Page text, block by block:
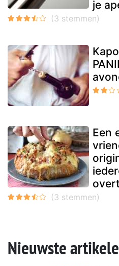
je
Een
Nieuwste